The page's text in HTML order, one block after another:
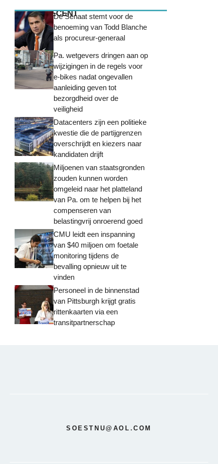
MEEST RECENTDe Senaat stemt voor de
benoeming van Todd Blanche
als procureur-generaal
Pa. wetgevers dringen aan op
wijzigingen in de regels voor
e-bikes nadat ongevallen
aanleiding geven tot
bezorgdheid over de
veiligheid
Datacenters zijn een politieke
kwestie die de partijgrenzen
overschrijdt en kiezers naar
kandidaten drijft
Miljoenen van staatsgronden
zouden kunnen worden
omgeleid naar het platteland
van Pa. om te helpen bij het
compenseren van
belastingvrij onroerend goed
CMU leidt een inspanning
van $40 miljoen om foetale
monitoring tijdens de
bevalling opnieuw uit te
vinden
Personeel in de binnenstad
van Pittsburgh krijgt gratis
rittenkaarten via een
transitpartnerschap
SOESTNU@AOL.COM